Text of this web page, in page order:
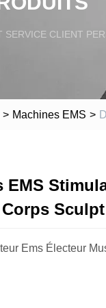
SERVICE CLIENT
> Machines EMS >
EMS
Ems Électeur